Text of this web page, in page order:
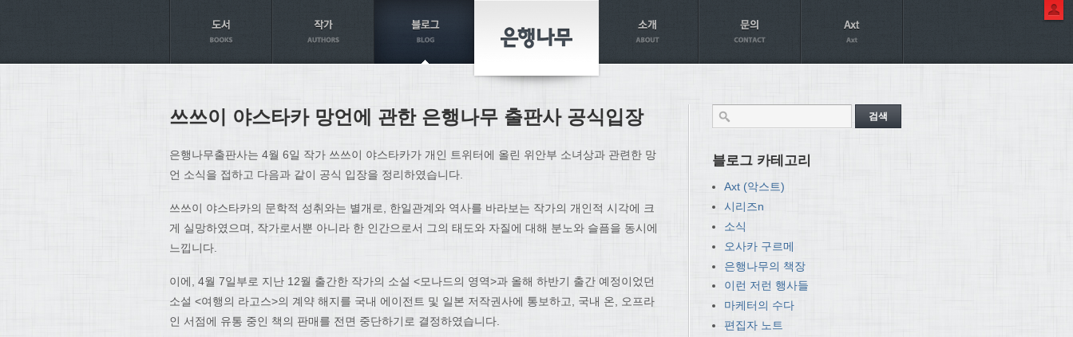
쓰쓰이 야스타카 망언에 관한 은행나무 출판사 공식입장
은행나무출판사는 4월 6일 작가 쓰쓰이 야스타카가 개인 트위터에 올린 위안부 소녀상과 관련한 망
언 소식을 접하고 다음과 같이 공식 입장을 정리하였습니다.
쓰쓰이 야스타카의 문학적 성취와는 별개로, 한일관계와 역사를 바라보는 작가의 개인적 시각에 크
게 실망하였으며, 작가로서뿐 아니라 한 인간으로서 그의 태도와 자질에 대해 분노와 슬픔을 동시에
느낍니다.
이에, 4월 7일부로 지난 12월 출간한 작가의 소설 <모나드의 영역>과 올해 하반기 출간 예정이었던
소설 <여행의 라고스>의 계약 해지를 국내 에이전트 및 일본 저작권사에 통보하고, 국내 온, 오프라
인 서점에 유통 중인 책의 판매를 전면 중단하기로 결정하였습니다.
블로그 카테고리
Axt (악스트)
시리즈n
소식
오사카 구르메
은행나무의 책장
이런 저런 행사들
마케터의 수다
편집자 노트